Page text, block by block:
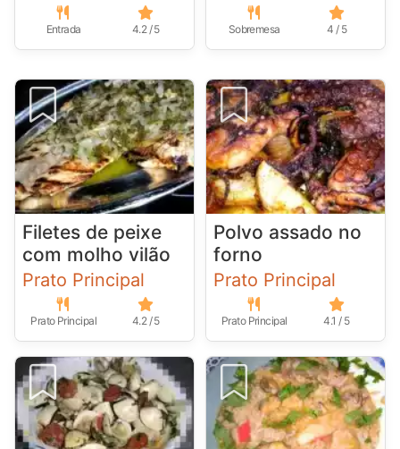
Entrada 4.2 / 5 Sobremesa 4 / 5
Filetes de peixe
com molho vilão
Prato Principal
Prato Principal 4.2 / 5
Polvo assado no
forno
Prato Principal
Prato Principal 4.1 / 5